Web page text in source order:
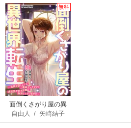
無料
面倒くさがり屋の異
世界転生 ～女神を堕
としたらご褒美ザッ
自由人 / 矢崎結子